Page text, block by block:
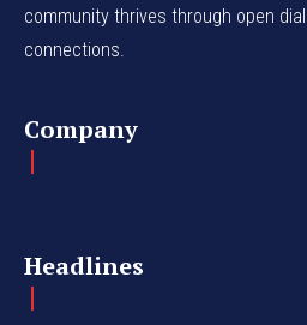
community thrives through open
connections.
Company
Headlines